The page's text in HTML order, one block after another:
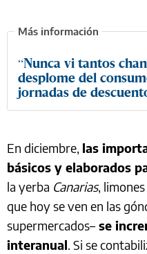
“Nunca vi tantos
desplome del
jornadas de
En diciembre, las
básicos y elaborados
la yerba Canarias,
que hoy se ven en las
supermercados–se
interanual. Si se